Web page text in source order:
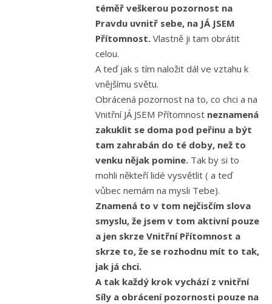
téměř veškerou pozornost na
Pravdu uvnitř sebe, na JÁ JSEM
Přítomnost. Vlastně ji tam obrátit
celou.
A teď jak s tím naložit dál ve vztahu k
vnějšímu světu.
Obrácená pozornost na to, co chci a na
Vnitřní JÁ JSEM Přítomnost neznamená
zakuklit se doma pod peřinu a být
tam zahrabán do té doby, než to
venku nějak pomine. Tak by si to
mohli někteří lidé vysvětlit ( a teď
vůbec nemám na mysli Tebe).
Znamená to v tom nejčisčím slova
smyslu, že jsem v tom aktivní pouze
a jen skrze Vnitřní Přítomnost a
skrze to, že se rozhodnu mít to tak,
jak já chci.
A tak každý krok vychází z vnitřní
Síly a obrácení pozornosti pouze na